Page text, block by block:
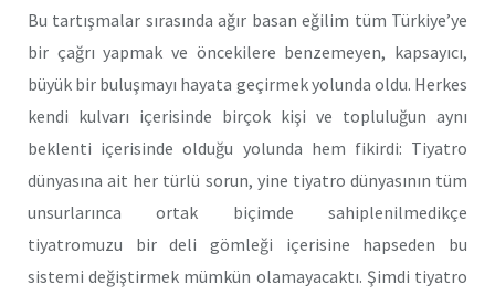
Bu tartışmalar sırasında ağır basan eğilim tüm Türkiye’ye
bir çağrı yapmak ve öncekilere benzemeyen, kapsayıcı,
büyük bir buluşmayı hayata geçirmek yolunda oldu. Herkes
kendi kulvarı içerisinde birçok kişi ve topluluğun aynı
beklenti içerisinde olduğu yolunda hem fikirdi: Tiyatro
dünyasına ait her türlü sorun, yine tiyatro dünyasının tüm
unsurlarınca ortak biçimde sahiplenilmedikçe
tiyatromuzu bir deli gömleği içerisine hapseden bu
sistemi değiştirmek mümkün olamayacaktı. Şimdi tiyatro